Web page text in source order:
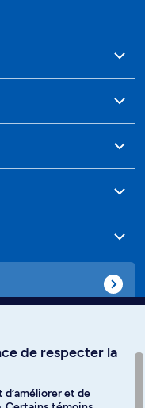
de respecter la
et de